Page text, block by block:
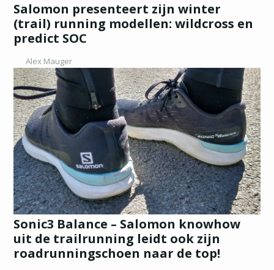
Salomon presenteert zijn winter
(trail) running modellen: wildcross en
predict SOC
Alex Mauger
Sonic3 Balance – Salomon knowhow
uit de trailrunning leidt ook zijn
roadrunningschoen naar de top!